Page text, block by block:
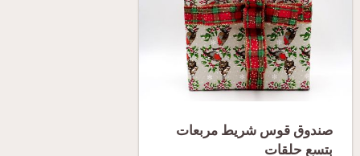
صندوق قوس شريط مربعات
بتسع حلقات